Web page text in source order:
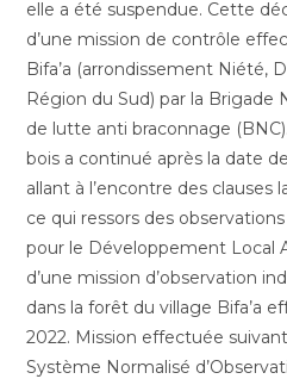
elle a été suspendue. Cette
d’une mission de contrôle
Bifa’a (arrondissement Niété,
Région du Sud) par la Brigade
de lutte anti braconnage
bois a continué après la date
allant à l’encontre des clauses
ce qui ressors des
pour le Développement Local
d’une mission d’observation
dans la forêt du village Bifa’a
2022. Mission effectuée
Système Normalisé